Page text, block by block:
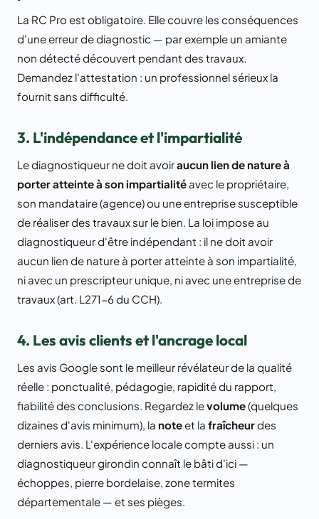
La RC Pro est obligatoire. Elle couvre les conséquences
d'une erreur de diagnostic — par exemple un amiante
non détecté découvert pendant des travaux.
Demandez l'attestation : un professionnel sérieux la
fournit sans difficulté.
3. L'indépendance et l'impartialité
Le diagnostiqueur ne doit avoiraucun lien de nature à
porter atteinte à son impartialitéavec le propriétaire,
son mandataire (agence) ou une entreprise susceptible
de réaliser des travaux sur le bien. La loi impose au
diagnostiqueur d'être indépendant : il ne doit avoir
aucun lien de nature à porter atteinte à son impartialité,
ni avec un prescripteur unique, ni avec une entreprise de
travaux (art. L271-6 du CCH).
4. Les avis clients et l'ancrage local
Les avis Google sont le meilleur révélateur de la qualité
réelle : ponctualité, pédagogie, rapidité du rapport,
fiabilité des conclusions. Regardez levolume(quelques
dizaines d'avis minimum), la noteet la fraîcheurdes
derniers avis. L'expérience locale compte aussi : un
diagnostiqueur girondin connaît le bâti d'ici —
échoppes, pierre bordelaise, zone termites
départementale — et ses pièges.